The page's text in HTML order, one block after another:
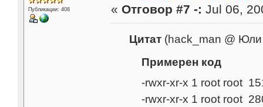
Публикации: 408 « Отговор #7 -: Jul 06,
Цитат(hack_man @ Юли
Примерен код
-rwxr-xr-x 1 root root
-rwxr-xr-x 1 root root